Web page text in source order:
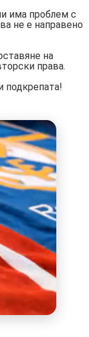
има проблем с
не е направено
на
права.
подкрепата!